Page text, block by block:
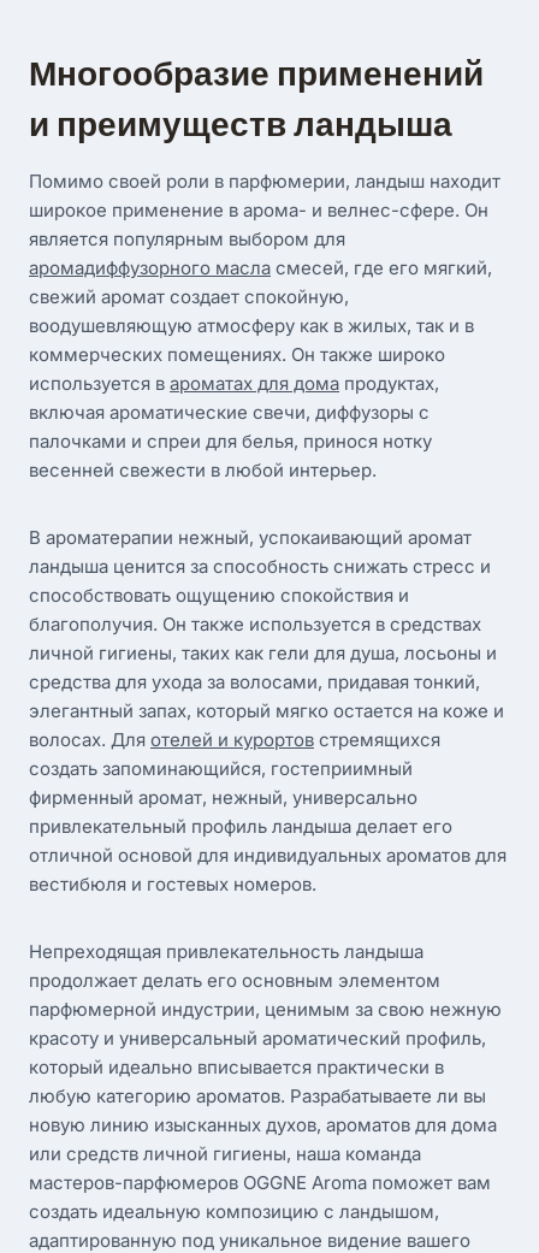
Многообразие применений
и преимуществ ландыша
Помимо своей роли в парфюмерии, ландыш находит
широкое применение в арома- и велнес-сфере. Он
является популярным выбором для
аромадиффузорного масла смесей, где его мягкий,
свежий аромат создает спокойную,
воодушевляющую атмосферу как в жилых, так и в
коммерческих помещениях. Он также широко
используется в ароматах для дома продуктах,
включая ароматические свечи, диффузоры с
палочками и спреи для белья, принося нотку
весенней свежести в любой интерьер.
В ароматерапии нежный, успокаивающий аромат
ландыша ценится за способность снижать стресс и
способствовать ощущению спокойствия и
благополучия. Он также используется в средствах
личной гигиены, таких как гели для душа, лосьоны и
средства для ухода за волосами, придавая тонкий,
элегантный запах, который мягко остается на коже и
волосах. Для отелей и курортов стремящихся
создать запоминающийся, гостеприимный
фирменный аромат, нежный, универсально
привлекательный профиль ландыша делает его
отличной основой для индивидуальных ароматов для
вестибюля и гостевых номеров.
Непреходящая привлекательность ландыша
продолжает делать его основным элементом
парфюмерной индустрии, ценимым за свою нежную
красоту и универсальный ароматический профиль,
который идеально вписывается практически в
любую категорию ароматов. Разрабатываете ли вы
новую линию изысканных духов, ароматов для дома
или средств личной гигиены, наша команда
мастеров-парфюмеров OGGNE Aroma поможет вам
создать идеальную композицию с ландышом,
адаптированную под уникальное видение вашего